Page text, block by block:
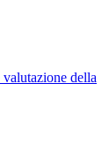
della